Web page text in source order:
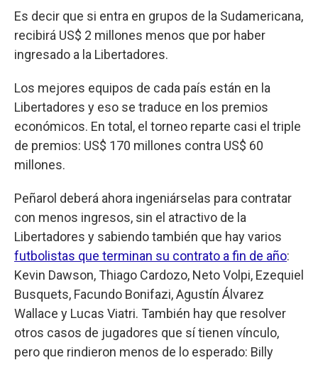
Es decir que si entra en grupos de la Sudamericana,
recibirá US$ 2 millones menos que por haber
ingresado a la Libertadores.
Los mejores equipos de cada país están en la
Libertadores y eso se traduce en los premios
económicos. En total, el torneo reparte casi el triple
de premios: US$ 170 millones contra US$ 60
millones.
Peñarol deberá ahora ingeniárselas para contratar
con menos ingresos, sin el atractivo de la
Libertadores y sabiendo también que hay varios
futbolistas que terminan su contrato a fin de año:
Kevin Dawson, Thiago Cardozo, Neto Volpi, Ezequiel
Busquets, Facundo Bonifazi, Agustín Álvarez
Wallace y Lucas Viatri. También hay que resolver
otros casos de jugadores que sí tienen vínculo,
pero que rindieron menos de lo esperado: Billy